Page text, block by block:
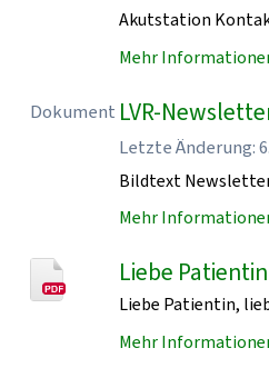
Akutstation
Mehr
Dokument LVR-
Letzte Änderung:
Bildtext
Mehr
Liebe
Liebe Patientin,
Mehr